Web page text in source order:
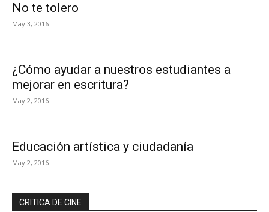
No te tolero
May 3, 2016
¿Cómo ayudar a nuestros estudiantes a
mejorar en escritura?
May 2, 2016
Educación artística y ciudadanía
May 2, 2016
CRITICA DE CINE